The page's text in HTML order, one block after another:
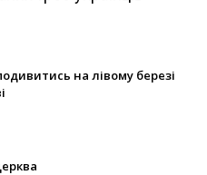
на лівому березі